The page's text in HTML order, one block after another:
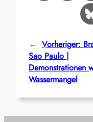
← Vorheriger:
Sao Paulo |
Demonstrationen
Wassermangel